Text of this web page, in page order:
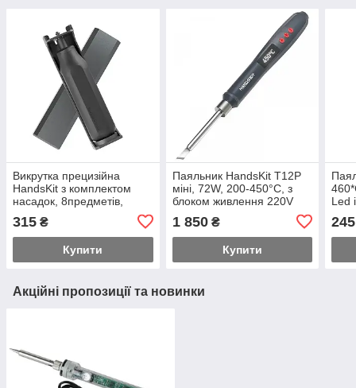
Викрутка прецизійна
HandsKit з комплектом
насадок, 8предметів,
315 ₴
Купити
Паяльник HandsKit T12Р
міні, 72W, 200-450°C, з
блоком живлення 220V
1 850₴
Купити
Led
245
Акційні пропозиції та новинки